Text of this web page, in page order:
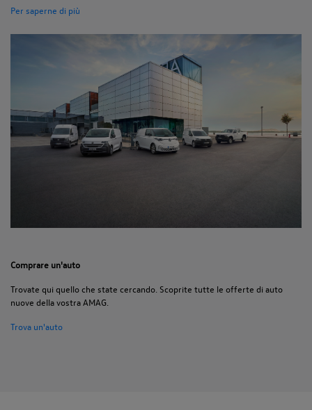
Per saperne di più
Comprare un'auto
Trovate qui quello che state cercando. Scoprite tutte le offerte di auto
nuove della vostra AMAG.
Trova un'auto